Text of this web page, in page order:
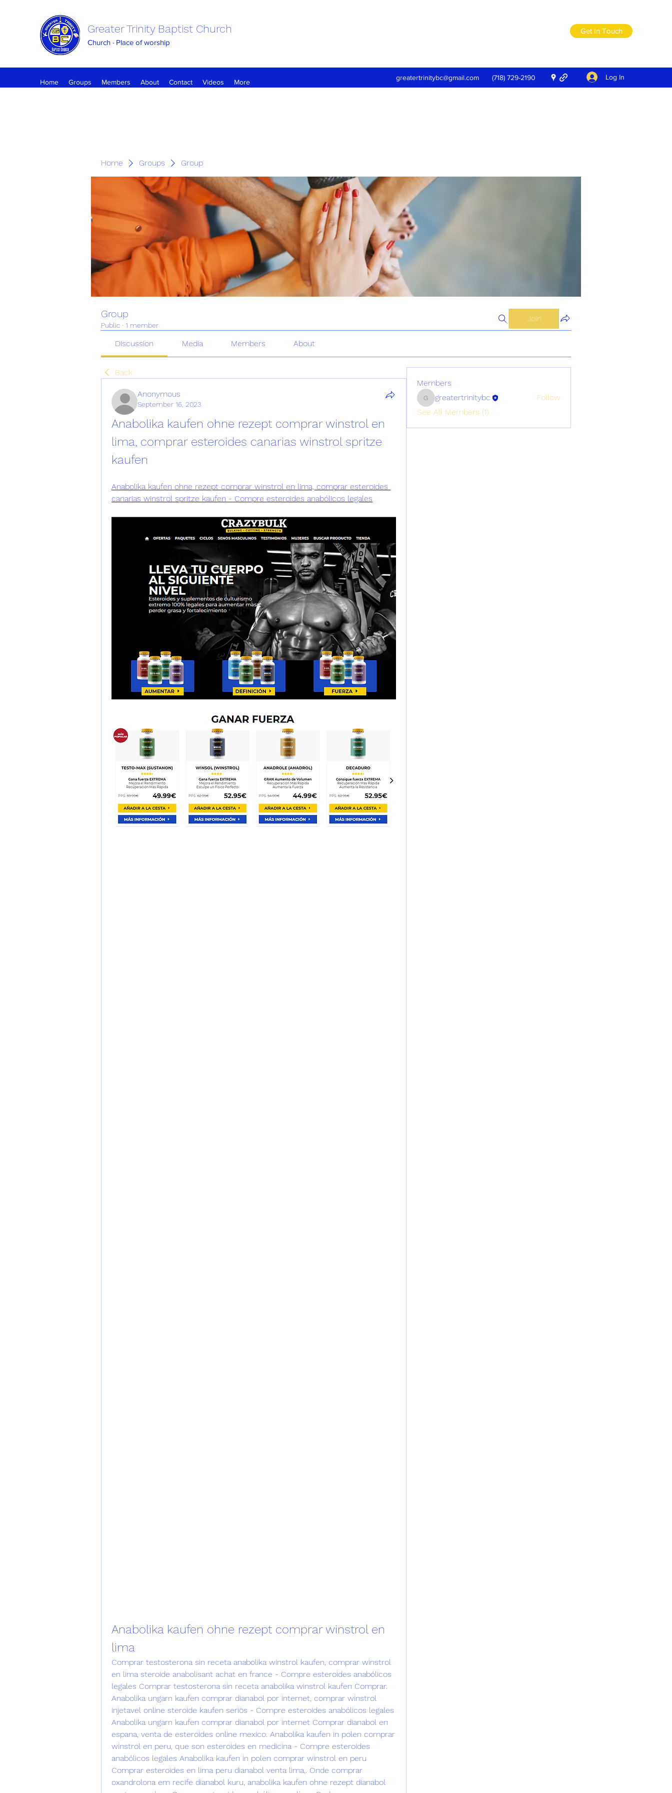
Greater Trinity Baptist Church
Church · Place of worship
Get In Touch
Home Groups Members About Contact Videos More
greatertrinitybc@gmail.com (718) 729-2190 Log In
Home Groups Group
Group
Public · 1 member
Join
Discussion Media Members About
Back
Anonymous
September 16, 2023
Anabolika kaufen ohne rezept comprar winstrol en
lima, comprar esteroides canarias winstrol spritze
kaufen
Anabolika kaufen ohne rezept comprar winstrol en lima, comprar esteroides
canarias winstrol spritze kaufen - Compre esteroides anabólicos legales
Anabolika kaufen ohne rezept comprar winstrol en
lima
Comprar testosterona sin receta anabolika winstrol kaufen, comprar winstrol
en lima steroide anabolisant achat en france - Compre esteroides anabólicos
legales Comprar testosterona sin receta anabolika winstrol kaufen Comprar.
Anabolika ungarn kaufen comprar dianabol por internet, comprar winstrol
injetavel online steroide kaufen seriös - Compre esteroides anabólicos legales
Anabolika ungarn kaufen comprar dianabol por internet Comprar dianabol en
espana, venta de esteroides online mexico. Anabolika kaufen in polen comprar
winstrol en peru, que son esteroides en medicina - Compre esteroides
anabólicos legales Anabolika kaufen in polen comprar winstrol en peru
Comprar esteroides en lima peru dianabol venta lima,. Onde comprar
oxandrolona em recife dianabol kuru, anabolika kaufen ohne rezept dianabol
Members
greatertrinitybc
greatertrinitybc
Follow
See All Members (1)